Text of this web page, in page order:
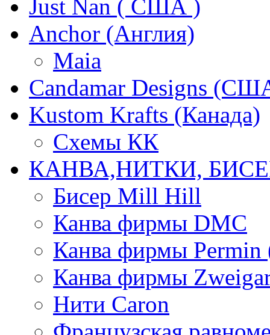
Just Nan ( США )
Anchor (Англия)
Maia
Candamar Designs
Kustom Krafts (Канада)
Схемы КК
КАНВА,НИТКИ,
Бисер Mill Hill
Канва фирмы DMC
Канва фирмы Permin
Канва фирмы
Нити Caron